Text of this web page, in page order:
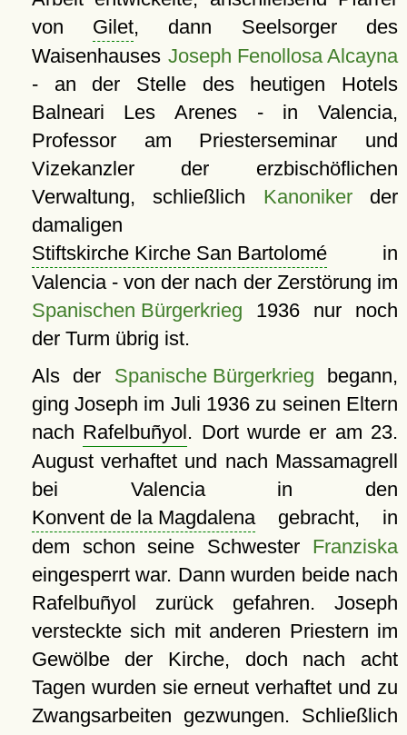
von Gilet, dann Seelsorger des
Waisenhauses Joseph Fenollosa Alcayna
- an der Stelle des heutigen Hotels
Balneari Les Arenes - in Valencia,
Professor am Priesterseminar und
Vizekanzler der erzbischöflichen
Verwaltung, schließlich Kanonikerder
damaligen
Stiftskirche Kirche San Bartoloméin
Valencia - von der nach der Zerstörung im
Spanischen Bürgerkrieg 1936 nur noch
der Turm übrig ist.
Als der Spanische Bürgerkrieg begann,
ging Joseph im Juli 1936 zu seinen Eltern
nach Rafelbuñyol. Dort wurde er am 23.
August verhaftet und nach Massamagrell
bei Valencia in den
Konvent de la Magdalenagebracht, in
dem schon seine Schwester Franziska
eingesperrt war. Dann wurden beide nach
Rafelbuñyol zurück gefahren. Joseph
versteckte sich mit anderen Priestern im
Gewölbe der Kirche, doch nach acht
Tagen wurden sie erneut verhaftet und zu
Zwangsarbeiten gezwungen. Schließlich